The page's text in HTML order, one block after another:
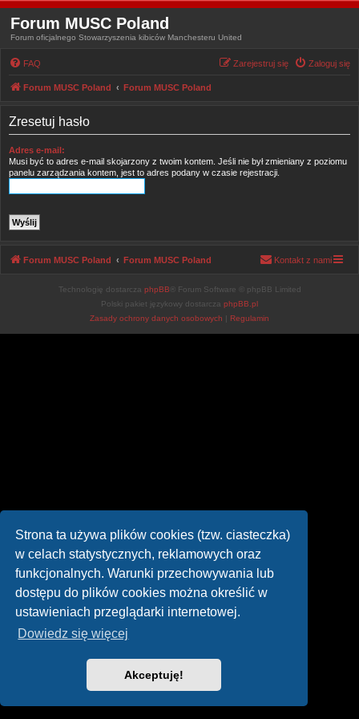
Strona ta używa plików cookies (tzw. ciasteczka)
w celach statystycznych, reklamowych oraz
funkcjonalnych. Warunki przechowywania lub
dostępu do plików cookies można określić w
ustawieniach przeglądarki internetowej.
Dowiedz się więcej
Akceptuję!
Forum MUSC Poland
Forum oficjalnego Stowarzyszenia kibiców Manchesteru United
FAQ Zaloguj się
Zarejestruj się
Forum MUSC Poland Forum MUSC Poland
Zresetuj hasło
Adres e-mail:
Musi być to adres e-mail skojarzony z twoim kontem. Jeśli nie był zmieniany z poziomu
panelu zarządzania kontem, jest to adres podany w czasie rejestracji.
Forum MUSC Poland Forum MUSC Poland Kontakt z nami
Technologię dostarcza phpBB ® Forum Software © phpBB Limited
Polski pakiet językowy dostarcza phpBB.pl
Zasady ochrony danych osobowych | Regulamin